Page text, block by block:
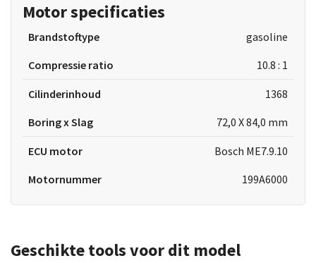
Motor specificaties
Brandstoftype
gasoline
Compressie ratio
10.8 : 1
Cilinderinhoud
1368
Boring x Slag
72,0 X 84,0 mm
ECU motor
Bosch ME7.9.10
Motornummer
199A6000
Geschikte tools voor dit model